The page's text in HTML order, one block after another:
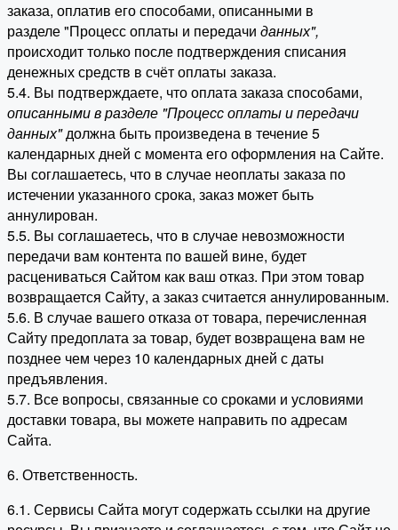
заказа, оплатив его способами, описанными в
разделе "Процесс оплаты и передачи данных",
происходит только после подтверждения списания
денежных средств в счёт оплаты заказа.
5.4. Вы подтверждаете, что оплата заказа способами,
описанными в разделе "Процесс оплаты и передачи
данных"должна быть произведена в течение 5
календарных дней с момента его оформления на Сайте.
Вы соглашаетесь, что в случае неоплаты заказа по
истечении указанного срока, заказ может быть
аннулирован.
5.5. Вы соглашаетесь, что в случае невозможности
передачи вам контента по вашей вине, будет
расцениваться Сайтом как ваш отказ. При этом товар
возвращается Сайту, а заказ считается аннулированным.
5.6. В случае вашего отказа от товара, перечисленная
Сайту предоплата за товар, будет возвращена вам не
позднее чем через 10 календарных дней с даты
предъявления.
5.7. Все вопросы, связанные со сроками и условиями
доставки товара, вы можете направить по адресам
Сайта.
6. Ответственность.
6.1. Сервисы Сайта могут содержать ссылки на другие